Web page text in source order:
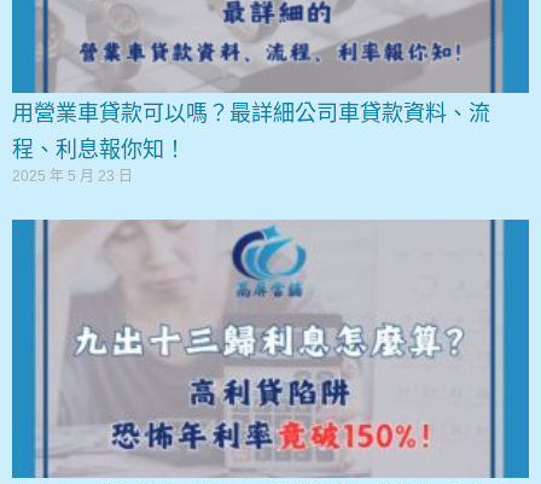
用營業車貸款可以嗎？最詳細公司車貸款資料、流
程、利息報你知！
2025 年 5 月 23 日